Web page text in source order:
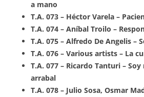
a mano
T.A. 073 – Héctor Varela –
T.A. 074 – Aníbal Troilo –
T.A. 075 – Alfredo De Angelis –
T.A. 076 – Various artists – La
T.A. 077 – Ricardo Tanturi –
arrabal
T.A. 078 – Julio Sosa, Osmar